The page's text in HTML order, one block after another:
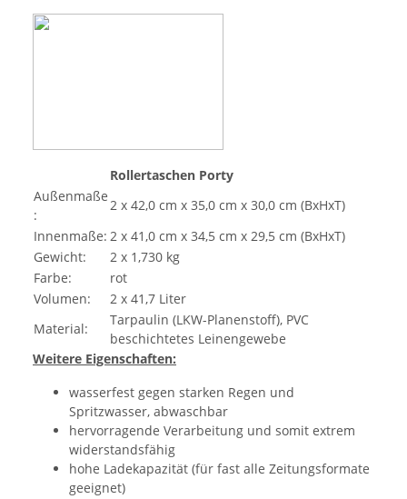
Rollertaschen Porty
Außenmaße
:
2 x 42,0 cm x 35,0 cm x 30,0 cm (BxHxT)
Innenmaße: 2 x 41,0 cm x 34,5 cm x 29,5 cm (BxHxT)
Gewicht:
2 x 1,730 kg
Farbe:
rot
Volumen:
2 x 41,7 Liter
Material:
Tarpaulin (LKW-Planenstoff), PVC
beschichtetes Leinengewebe
Weitere Eigenschaften:
wasserfest gegen starken Regen und
Spritzwasser, abwaschbar
hervorragende Verarbeitung und somit extrem
widerstandsfähig
hohe Ladekapazität (für fast alle Zeitungsformate
geeignet)